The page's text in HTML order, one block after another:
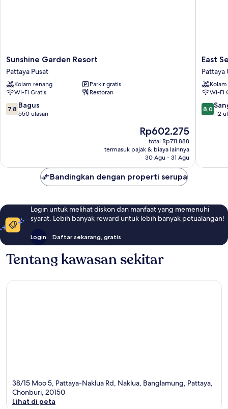
Sunshine
Garden
Resort
Pattaya
Pusat
Sunshine Garden Resort
Pattaya Pusat
Kolam renang
Parkir gratis
Wi-Fi Gratis
Restoran
7.8
dari
7,8 Bagus
550 ulasan
Harga
sekarang
Rp602.275
Rp602.275
total Rp711.888
termasuk pajak & biaya lainnya
30 Agu - 31 Agu
East
Sea
Paradise
Hotel
Pattaya
Utara
East
Pattaya
Wi-Fi
8.0
dari
8,0
112
Bandingkan dengan properti serupa
Login untuk melihat diskon dan manfaat yang memenuhi
syarat. Lebih banyak reward untuk lebih banyak petualangan!
Login Daftar sekarang, gratis
Tentang kawasan sekitar
38/15 Moo 5, Pattaya-Naklua Rd, Naklua, Banglamung, Pattaya,
Chonburi, 20150
Lihat di peta